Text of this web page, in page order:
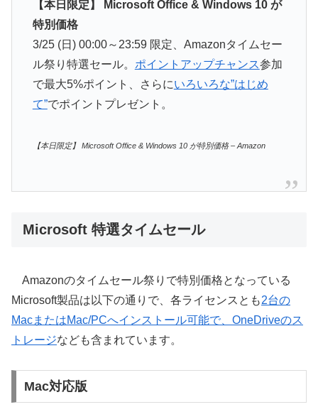
【本日限定】 Microsoft Office & Windows 10 が
特別価格
3/25 (日) 00:00～23:59 限定、Amazonタイムセー
ル祭り特選セール。 ポイントアップチャンス参加
で最大5%ポイント、さらにいろいろな”はじめ
て”でポイントプレゼント。
【本日限定】 Microsoft Office & Windows 10 が特別価格 – Amazon
Microsoft 特選タイムセール
Amazonのタイムセール祭りで特別価格となっている
Microsoft製品は以下の通りで、各ライセンスとも2台の
MacまたはMac/PCへインストール可能で、OneDriveのス
トレージなども含まれています。
Mac対応版